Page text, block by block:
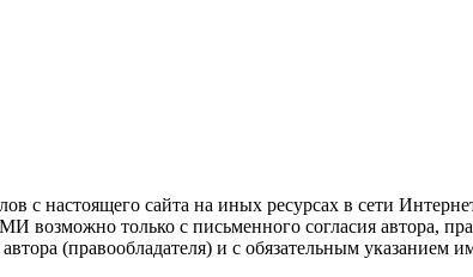
с настоящего сайта на иных ресурсах в сети
возможно только с письменного согласия автора,
(правообладателя) и с обязательным указанием